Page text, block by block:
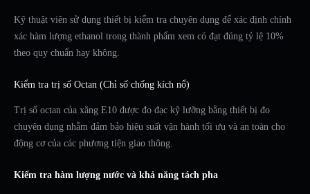
Kỹ thuật viên sử dụng thiết bị kiểm tra chuyên dụng để xác định chính
xác hàm lượng ethanol trong thành phẩm xem có đạt đúng tỷ lệ 10%
theo quy chuẩn hay không.
Kiểm tra trị số Octan (Chỉ số chống kích nổ)
Trị số octan của xăng E10 được đo đạc kỹ lưỡng bằng thiết bị đo
chuyên dụng nhằm đảm bảo hiệu suất vận hành tối ưu và an toàn cho
động cơ của các phương tiện giao thông.
Kiểm tra hàm lượng nước và khả năng tách pha